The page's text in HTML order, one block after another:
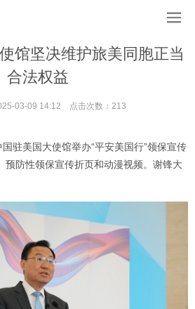
馆坚决维护旅美同胞正当
合法权益
03-09 14:12 点击次数：213
美国大使馆举办“平安美国行”领保宣传
预防性领保宣传折页和动漫视频。谢锋大